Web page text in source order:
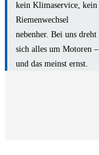
kein Klimaservice, kein
Riemenwechsel
nebenher. Bei uns dreht
sich alles um Motoren –
und das meinst ernst.